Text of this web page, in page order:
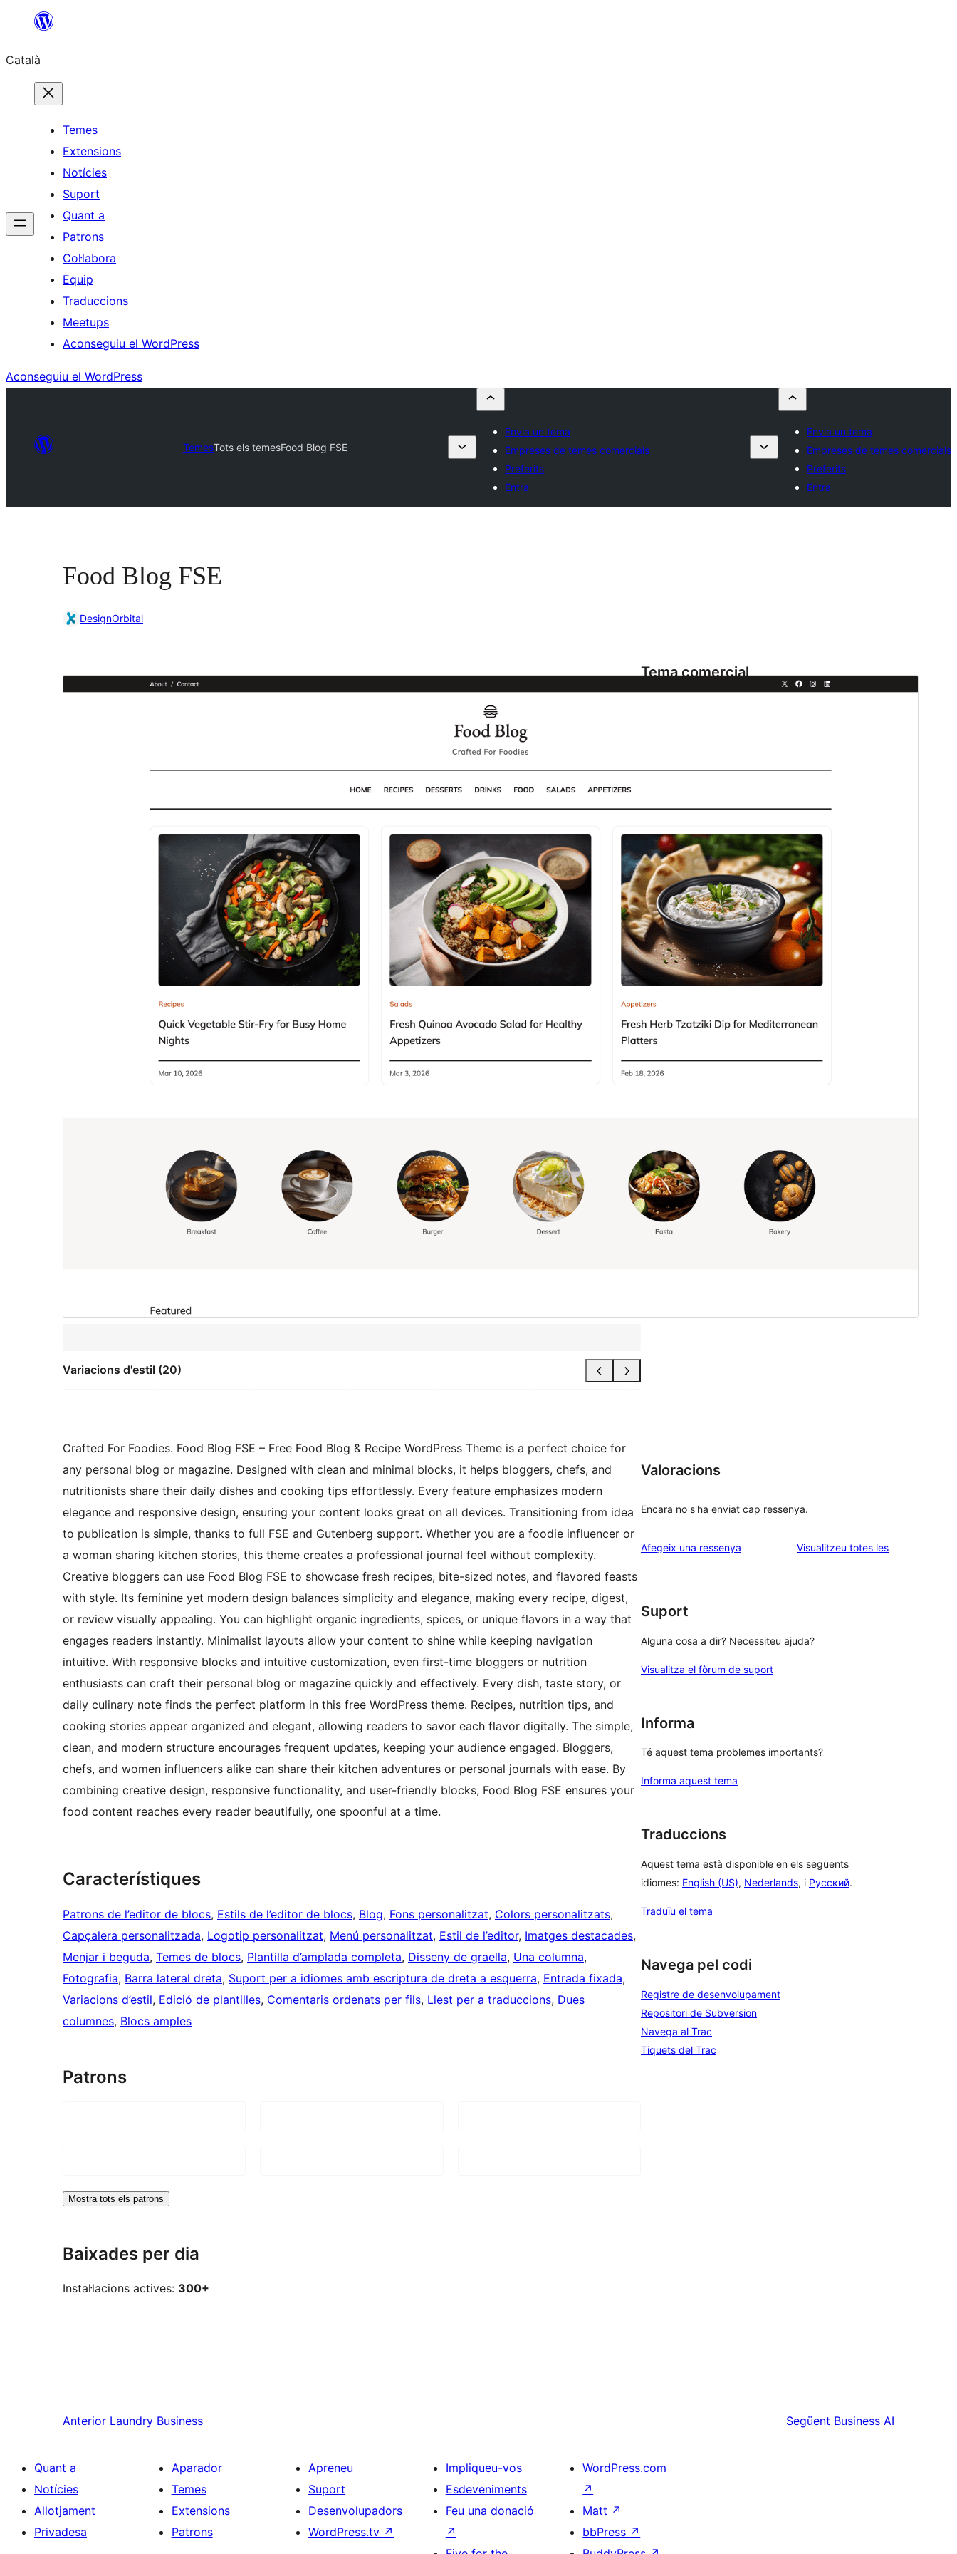
contingut
Català
Temes
Extensions
Notícies
Suport
Quant a
Patrons
Col·labora
Equip
Traduccions
Meetups
Aconseguiu el WordPress
Aconseguiu el WordPress
TemesTots els temesFood Blog FSE
Envia un tema
Empreses de temes comercials
Preferits
Entra
Envia un tema
Empreses de temes comercials
Preferits
Entra
Food Blog FSE
DesignOrbital
Variacions d'estil (20)
Tema comercial
Aquest tema és gratuït però ofereix actualitzacions o
Darrera actualització
9 d’abril de 2026
Instal·lacions actives
Versió del WordPress
Versió del PHP
Pàgina d’inici del tema
Crafted For Foodies. Food Blog FSE – Free Food Blog & Recipe WordPress Theme is a perfect choice for
any personal blog or magazine. Designed with clean and minimal blocks, it helps bloggers, chefs, and
nutritionists share their daily dishes and cooking tips effortlessly. Every feature emphasizes modern
elegance and responsive design, ensuring your content looks great on all devices. Transitioning from idea
to publication is simple, thanks to full FSE and Gutenberg support. Whether you are a foodie influencer or
a woman sharing kitchen stories, this theme creates a professional journal feel without complexity.
Creative bloggers can use Food Blog FSE to showcase fresh recipes, bite-sized notes, and flavored feasts
with style. Its feminine yet modern design balances simplicity and elegance, making every recipe, digest,
or review visually appealing. You can highlight organic ingredients, spices, or unique flavors in a way that
engages readers instantly. Minimalist layouts allow your content to shine while keeping navigation
intuitive. With responsive blocks and intuitive customization, even first-time bloggers or nutrition
enthusiasts can craft their personal blog or magazine quickly and effectively. Every dish, taste story, or
daily culinary note finds the perfect platform in this free WordPress theme. Recipes, nutrition tips, and
cooking stories appear organized and elegant, allowing readers to savor each flavor digitally. The simple,
clean, and modern structure encourages frequent updates, keeping your audience engaged. Bloggers,
chefs, and women influencers alike can share their kitchen adventures or personal journals with ease. By
combining creative design, responsive functionality, and user-friendly blocks, Food Blog FSE ensures your
food content reaches every reader beautifully, one spoonful at a time.
Característiques
Patrons de l’editor de blocs, Estils de l’editor de blocs, Blog, Fons personalitzat, Colors personalitzats
Capçalera personalitzada, Logotip personalitzat, Menú personalitzat, Estil de l’editor, Imatges destacades
Menjar i beguda, Temes de blocs, Plantilla d’amplada completa, Disseny de graella, Una columna
Fotografia, Barra lateral dreta, Suport per a idiomes amb escriptura de dreta a esquerra, Entrada fixada
Variacions d’estil, Edició de plantilles, Comentaris ordenats per fils, Llest per a traduccions, Dues
columnes, Blocs amples
Patrons
Mostra tots els patrons
Baixades per dia
Instal·lacions actives: 300+
Valoracions
Encara no s'ha enviat cap ressenya.
Afegeix una ressenya Visualitzeu totes lesressenyes
Suport
Alguna cosa a dir? Necessiteu ajuda?
Visualitza el fòrum de suport
Informa
Té aquest tema problemes importants?
Informa aquest tema
Traduccions
Aquest tema està disponible en els següents
idiomes: English (US), Nederlands, i Русский.
Traduïu el tema
Navega pel codi
Registre de desenvolupament
Repositori de Subversion
Navega al Trac
Tiquets del Trac
Anterior Laundry Business Següent Business AI
Quant a
Notícies
Allotjament
Privadesa
Aparador
Temes
Extensions
Patrons
Apreneu
Suport
Desenvolupadors
WordPress.tv ↗
Impliqueu-vos
Esdeveniments
Feu una donació
↗
WordPress.com
↗
Matt ↗
bbPress ↗